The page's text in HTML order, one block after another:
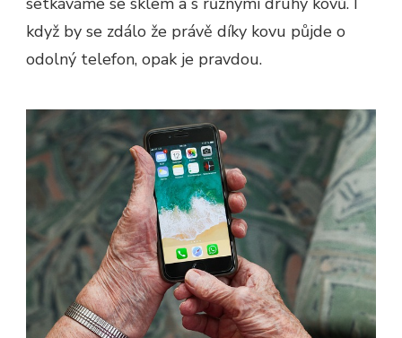
když by se zdálo že právě díky kovu půjde o
odolný telefon, opak je pravdou.